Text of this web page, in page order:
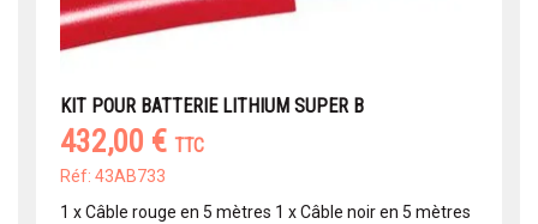
KIT POUR BATTERIE LITHIUM SUPER B
432,00 € TTC
Réf: 43AB733
1 x Câble rouge en 5 mètres 1 x Câble noir en 5 mètres